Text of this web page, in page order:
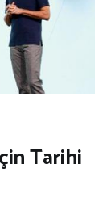
Tarihi